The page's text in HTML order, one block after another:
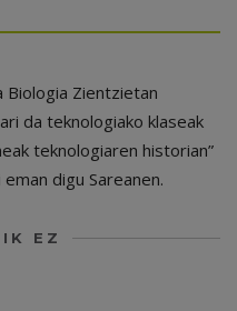
Zientzietan
da teknologiako klaseak
teknologiaren historian”
digu Sareanen.
EZ